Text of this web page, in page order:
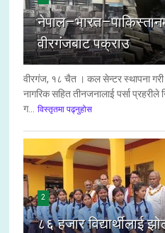
वीरगंजबाट पक्राउ
वीरगंज, १८ चैत । कल सेन्टर स्थापना गरी
नागरिक सहित तीनजनालाई पर्सा
ग...
विस्तृतमा पढ्नुहोस
2
८६ हजार विद्यार्थीलाई